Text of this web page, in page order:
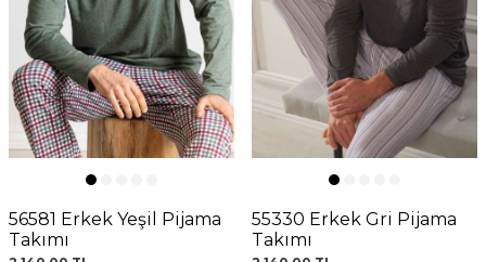
56581 Erkek Yeşil Pijama
Takımı
55330 Erkek Gri Pijama
Takımı